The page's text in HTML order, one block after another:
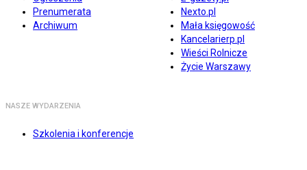
Prenumerata
Archiwum
Nexto.pl
Mała księgowość
Kancelarierp.pl
Wieści Rolnicze
Życie Warszawy
NASZE WYDARZENIA
Szkolenia i konferencje